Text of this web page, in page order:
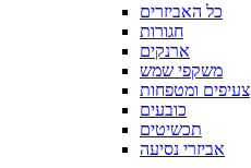
כל האביזרים
חגורות
ארנקים
משקפי שמש
צעיפים ומטפחות
כובעים
תכשיטים
אביזרי נסיעה